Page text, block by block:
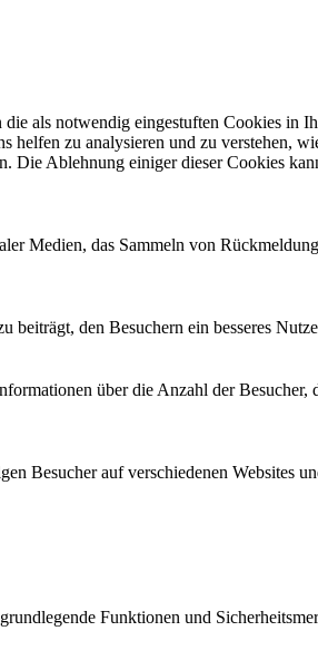
als notwendig eingestuften Cookies in
zu analysieren und zu verstehen,
Die Ablehnung einiger dieser Cookies
Medien, das Sammeln von
den Besuchern ein besseres
über die Anzahl der Besucher,
Besucher auf verschiedenen Websites
Funktionen und